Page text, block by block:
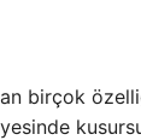
birçok